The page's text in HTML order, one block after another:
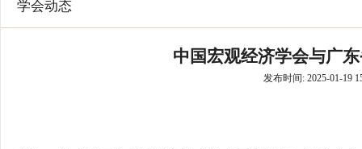
学会动态
中国宏观经济学会与广
发布时间: 2025-01-19